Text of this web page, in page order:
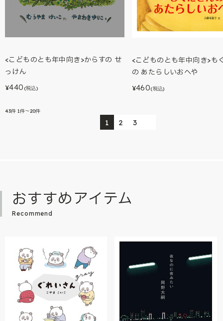
<こどものとも年中向き>からすの せ
っけん
¥440 (税込)
<こどものとも年中向き>も
の あたらしいおへや
¥460(税込)
43件 1件～20件
1 2 3
おすすめアイテム
Recommend